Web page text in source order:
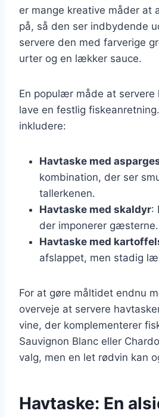
er mange kreative måder at
på, så den ser indbydende
servere den med farverige
urter og en lækker sauce.
En populær måde at servere
lave en festlig
inkludere:
Havtaske med
kombination, der ser
tallerkenen.
Havtaske med skaldyr:
der imponerer gæsterne.
Havtaske med
afslappet, men stadig
For at gøre måltidet endnu
overveje at servere
vine, der komplementerer
Sauvignon Blanc eller
valg, men en let rødvin kan
Havtaske: En